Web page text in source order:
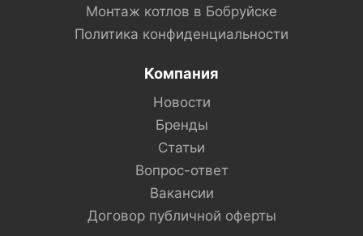
Монтаж котлов в Бобруйске
Политика конфиденциальности
Компания
Новости
Бренды
Статьи
Вопрос-ответ
Вакансии
Договор публичной оферты